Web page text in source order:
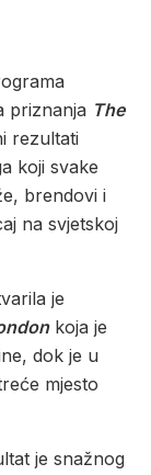
priznanja The
rezultati
koji svake
brendovi i
na svjetskoj
je
koja je
dok je u
mjesto
je snažnog